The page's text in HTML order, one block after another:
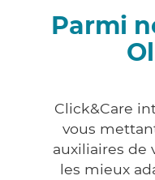
Parmi
Click&Care
vous
auxiliaires de
les mieux